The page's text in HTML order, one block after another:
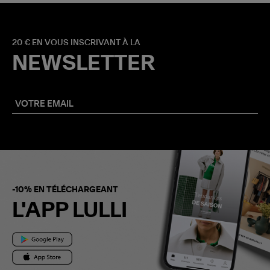
20 € EN VOUS INSCRIVANT À LA
NEWSLETTER
-10% EN TÉLÉCHARGEANT
L'APP LULLI